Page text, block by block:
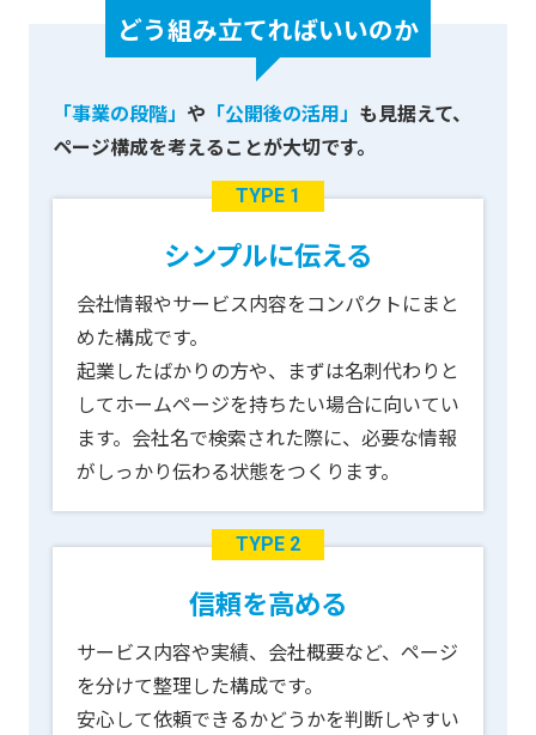
どう組み立てればいいのか
「事業の段階」 や 「公開後の活用」 も見据えて、
ページ構成を考えることが大切です。
TYPE 1
シンプルに伝える
会社情報やサービス内容をコンパクトにまと
めた構成です。
起業したばかりの方や、まずは名刺代わりと
してホームページを持ちたい場合に向いてい
ます。会社名で検索された際に、必要な情報
がしっかり伝わる状態をつくります。
TYPE 2
信頼を高める
サービス内容や実績、会社概要など、ページ
を分けて整理した構成です。
安心して依頼できるかどうかを判断しやすい